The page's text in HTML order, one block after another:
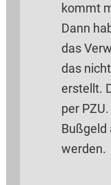
kommt
Dann
das
das
erstellt.
per
Bußgeld
werden.